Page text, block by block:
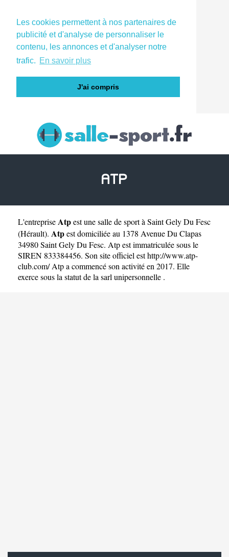
Les cookies permettent à nos partenaires de
publicité et d'analyse de personnaliser le
contenu, les annonces et d'analyser notre
trafic. En savoir plus
J'ai compris
ATP
L'entrepriseAtpest unesalle de sport à Saint Gely Du Fesc
(Hérault). Atpest domiciliée au 1378 Avenue Du Clapas
34980 Saint Gely Du Fesc. Atp est immatriculée sous le
SIREN 833384456. Son site officiel esthttp://www.atp-
club.com/Atp a commencé son activité en 2017. Elle
exerce sous la statut de la sarl unipersonnelle .